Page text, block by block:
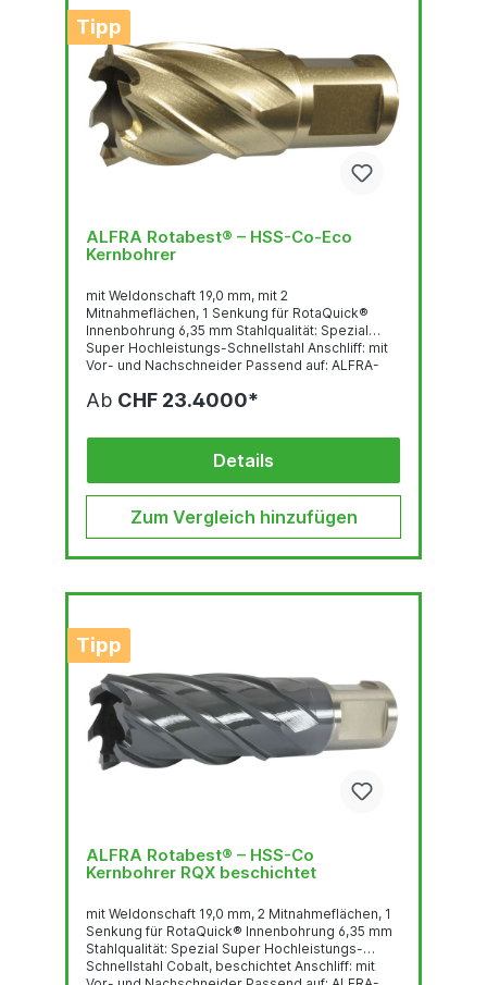
Tipp
ALFRA Rotabest® – HSS-Co-Eco
Kernbohrer
mit Weldonschaft 19,0 mm, mit 2
Mitnahmeflächen, 1 Senkung für RotaQuick®
Innenbohrung 6,35 mm Stahlqualität: Spezial
Super Hochleistungs-Schnellstahl Anschliff: mit
Vor- und Nachschneider Passend auf: ALFRA-
Schnellwechselsystem, BDS, Bux, Ruko,
Hougen, Magtron, Promac, Rotabroach sowie
allen anderen Magnetbohrmaschinen mit
Ab CHF 23.4000*
Details
Zum Vergleich hinzufügen
Tipp
ALFRA Rotabest® – HSS-Co
Kernbohrer RQX beschichtet
mit Weldonschaft 19,0 mm, 2 Mitnahmeflächen, 1
Senkung für RotaQuick® Innenbohrung 6,35 mm
Stahlqualität: Spezial Super Hochleistungs-
Schnellstahl Cobalt, beschichtet Anschliff: mit